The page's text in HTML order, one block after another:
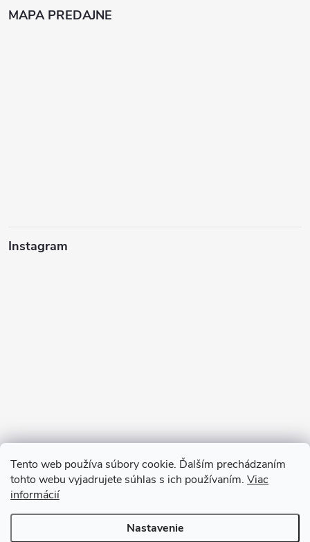
Tento web používa súbory cookie. Ďalším prechádzaním
tohto webu vyjadrujete súhlas s ich používaním. Viac
informácií
Nastavenie
MAPA PREDAJNE
Instagram